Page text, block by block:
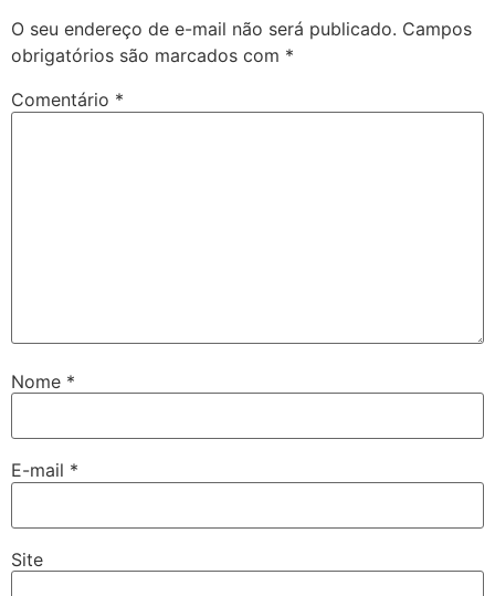
O seu endereço de e-mail não será publicado. Campos
obrigatórios são marcados com *
Comentário *
Nome *
E-mail *
Site